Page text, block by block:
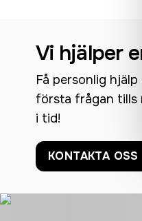
Vi hjälper
Få personlig
första frågan tills
i tid!
KONTAKTA OSS